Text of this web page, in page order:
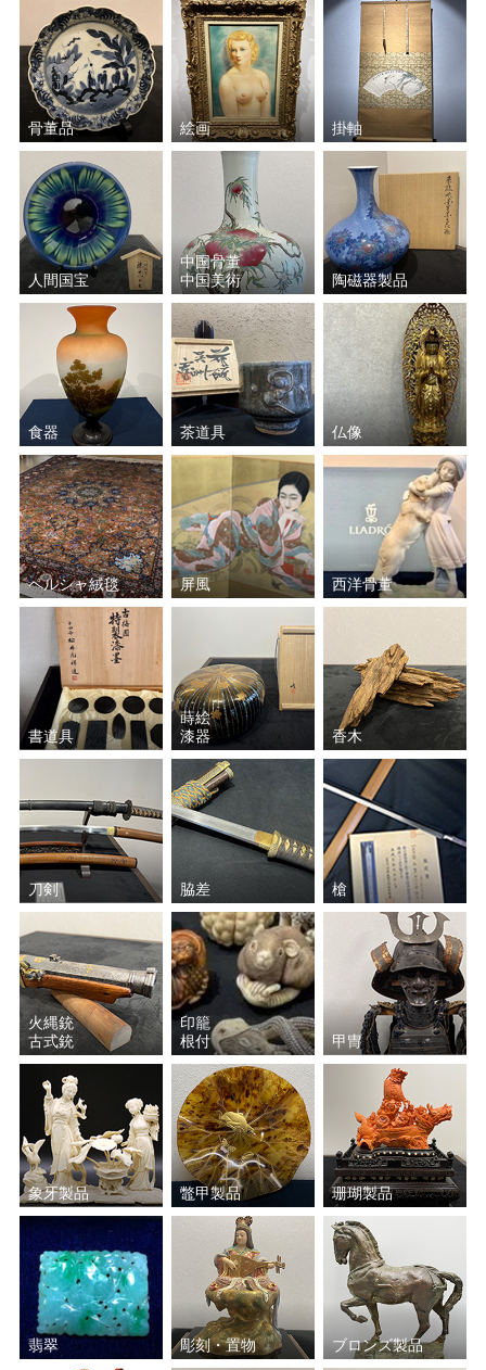
骨董品 絵画 掛軸
人間国宝
中国骨董
中国美術
陶磁器製品
食器 茶道具 仏像
ペルシャ絨毯 屏風 西洋骨董
書道具
蒔絵
漆器
香木
刀剣 脇差 槍
火縄銃
古式銃
印籠
根付
甲冑
象牙製品 鼈甲製品 珊瑚製品
翡翠 彫刻・置物 ブロンズ製品